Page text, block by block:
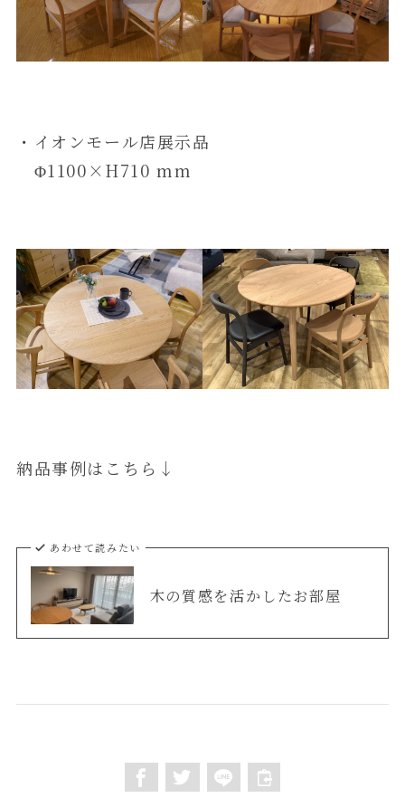
・イオンモール店展示品
Φ1100×H710 mm
納品事例はこちら↓
あわせて読みたい
木の質感を活かしたお部屋